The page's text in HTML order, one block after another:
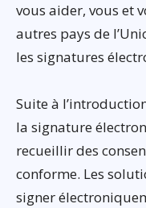
vous aider, vous et
autres pays de
les signatures
Suite à
la signature
recueillir des
conforme. Les
signer